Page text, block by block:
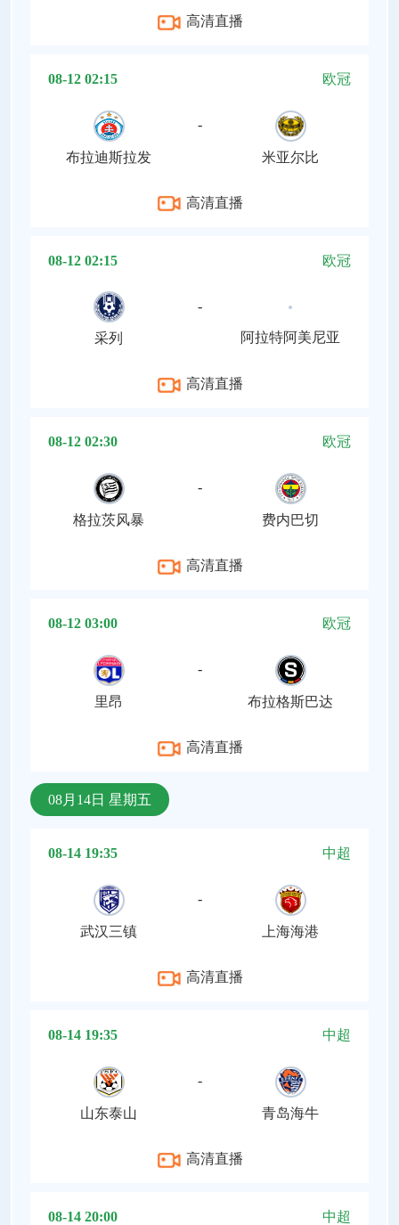
高清直播
08-12 02:15 欧冠
布拉迪斯拉发
-
米亚尔比
高清直播
08-12 02:15 欧冠
采列
-
阿拉特阿美尼亚
高清直播
08-12 02:30 欧冠
格拉茨风暴
-
费内巴切
高清直播
08-12 03:00 欧冠
里昂
-
布拉格斯巴达
高清直播
08月14日 星期五
08-14 19:35 中超
武汉三镇
-
上海海港
高清直播
08-14 19:35 中超
山东泰山
-
青岛海牛
高清直播
08-14 20:00 中超